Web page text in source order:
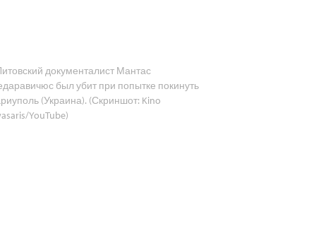
документалист Мантас
был убит при попытке покинуть
(Украина). (Скриншот: Kino
YouTube)